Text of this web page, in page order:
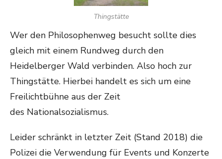
Thingstätte
Wer den Philosophenweg besucht sollte dies
gleich mit einem Rundweg durch den
Heidelberger Wald verbinden. Also hoch zur
Thingstätte. Hierbei handelt es sich um eine
Freilichtbühne aus der Zeit
des Nationalsozialismus.
Leider schränkt in letzter Zeit (Stand 2018) die
Polizei die Verwendung für Events und Konzerte